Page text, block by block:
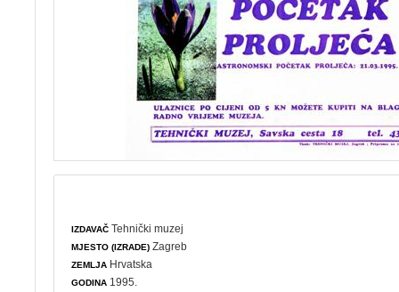
IZDAVAČ Tehnički muzej
MJESTO (IZRADE) Zagreb
ZEMLJA Hrvatska
GODINA 1995.